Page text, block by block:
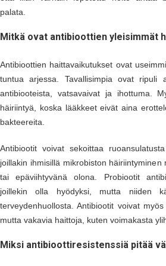
palata.
Mitkä ovat antibioottien yleisimmät
Antibioottien haittavaikutukset ovat
tuntua arjessa. Tavallisimpia ovat ripuli
antibiooteista, vatsavaivat ja ihottuma.
häiriintyä, koska lääkkeet eivät aina
bakteereita.
Antibiootit voivat sekoittaa
joillakin ihmisillä mikrobiston häiriintyminen
tai epäviihtyvänä olona. Probiootit
joillekin olla hyödyksi, mutta niiden
terveydenhuollosta. Antibiootit voivat
mutta vakavia haittoja, kuten voimakasta
Miksi antibioottiresistenssiä pitää